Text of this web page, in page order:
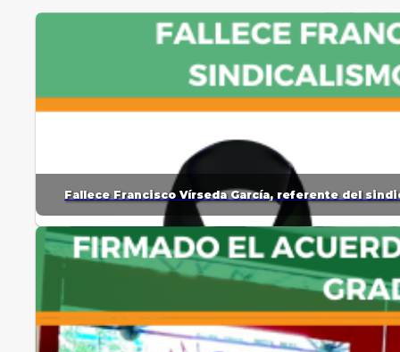
Fallece Francisco Vírseda García, referente del